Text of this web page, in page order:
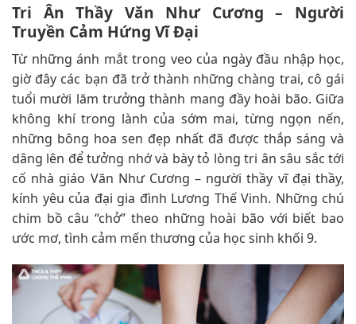
Tri Ân Thầy Văn Như Cương – Người
Truyền Cảm Hứng Vĩ Đại
Từ những ánh mắt trong veo của ngày đầu nhập học,
giờ đây các bạn đã trở thành những chàng trai, cô gái
tuổi mười lăm trưởng thành mang đầy hoài bão. Giữa
không khí trong lành của sớm mai, từng ngọn nến,
những bông hoa sen đẹp nhất đã được thắp sáng và
dâng lên để tưởng nhớ và bày tỏ lòng tri ân sâu sắc tới
cố nhà giáo Văn Như Cương – người thầy vĩ đại thầy,
kính yêu của đại gia đình Lương Thế Vinh. Những chú
chim bồ câu “chở” theo những hoài bão với biết bao
ước mơ, tình cảm mến thương của học sinh khối 9.